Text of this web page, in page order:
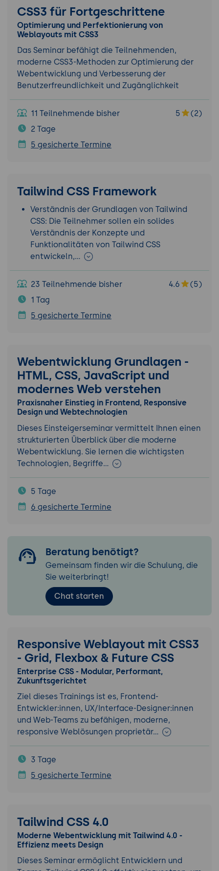
CSS3 für Fortgeschrittene
Optimierung und Perfektionierung von
Weblayouts mit CSS3
Das Seminar befähigt die Teilnehmenden,
moderne CSS3-Methoden zur Optimierung der
Webentwicklung und Verbesserung der
Benutzerfreundlichkeit und Zugänglichkeit
11 Teilnehmende bisher 5
(2)
2 Tage
5 gesicherte Termine
Tailwind CSS Framework
Verständnis der Grundlagen von Tailwind
CSS: Die Teilnehmer sollen ein solides
Verständnis der Konzepte und
Funktionalitäten von Tailwind CSS
entwickeln,…
23 Teilnehmende bisher 4.6
(5)
1 Tag
5 gesicherte Termine
Webentwicklung Grundlagen -
HTML, CSS, JavaScript und
modernes Web verstehen
Praxisnaher Einstieg in Frontend, Responsive
Design und Webtechnologien
Dieses Einsteigerseminar vermittelt Ihnen einen
strukturierten Überblick über die moderne
Webentwicklung. Sie lernen die wichtigsten
Technologien, Begriffe…
5 Tage
6 gesicherte Termine
Beratung benötigt?
Gemeinsam finden wir die Schulung, die
Sie weiterbringt!
Chat starten
Responsive Weblayout mit CSS3
- Grid, Flexbox & Future CSS
Enterprise CSS - Modular, Performant,
Zukunftsgerichtet
Ziel dieses Trainings ist es, Frontend-
Entwickler:innen, UX/Interface-Designer:innen
und Web-Teams zu befähigen, moderne,
responsive Weblösungen proprietär…
3 Tage
5 gesicherte Termine
Tailwind CSS 4.0
Moderne Webentwicklung mit Tailwind 4.0 -
Effizienz meets Design
Dieses Seminar ermöglicht Entwicklern und